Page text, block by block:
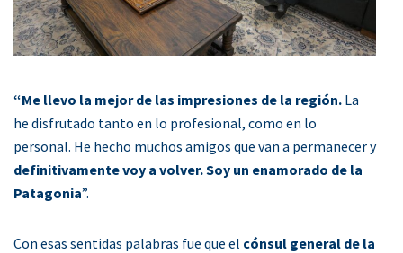
“Me llevo la mejor de las impresiones de la región. La
he disfrutado tanto en lo profesional, como en lo
personal. He hecho muchos amigos que van a permanecer y
definitivamente voy a volver. Soy un enamorado de la
Patagonia”.
Con esas sentidas palabras fue que el cónsul general de la